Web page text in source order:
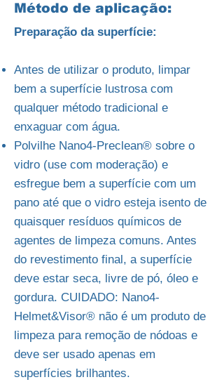
Método de aplicação:
Preparação da superfície:
Antes de utilizar o produto, limpar
bem a superfície lustrosa com
qualquer método tradicional e
enxaguar com água.
Polvilhe Nano4-Preclean® sobre o
vidro (use com moderação) e
esfregue bem a superfície com um
pano até que o vidro esteja isento de
quaisquer resíduos químicos de
agentes de limpeza comuns. Antes
do revestimento final, a superfície
deve estar seca, livre de pó, óleo e
gordura. CUIDADO: Nano4-
Helmet&Visor® não é um produto de
limpeza para remoção de nódoas e
deve ser usado apenas em
superfícies brilhantes.